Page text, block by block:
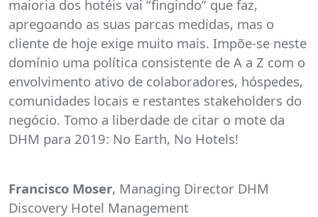
maioria dos hotéis vai “fingindo” que faz,
apregoando as suas parcas medidas, mas o
cliente de hoje exige muito mais. Impõe-se neste
domínio uma política consistente de A a Z com o
envolvimento ativo de colaboradores, hóspedes,
comunidades locais e restantes stakeholders do
negócio. Tomo a liberdade de citar o mote da
DHM para 2019: No Earth, No Hotels!
Francisco Moser, Managing Director DHM
Discovery Hotel Management